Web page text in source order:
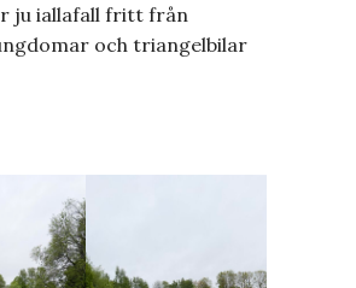
ju iallafall fritt från
och triangelbilar